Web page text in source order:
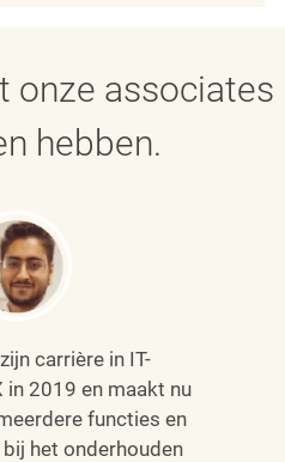
onze associates
hebben.
carrière in IT-
in 2019 en maakt nu
functies en
het onderhouden